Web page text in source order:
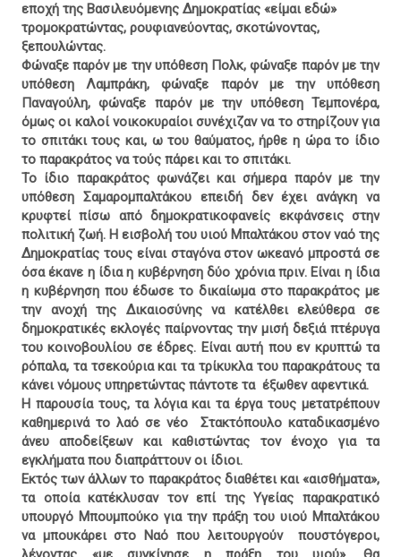
εποχή της Βασιλευόμενης Δημοκρατίας «είμαι εδώ»
τρομοκρατώντας, ρουφιανεύοντας, σκοτώνοντας,
ξεπουλώντας.
Φώναξε παρόν με την υπόθεση Πολκ, φώναξε παρόν με την
υπόθεση Λαμπράκη, φώναξε παρόν με την υπόθεση
Παναγούλη, φώναξε παρόν με την υπόθεση Τεμπονέρα,
όμως οι καλοί νοικοκυραίοι συνέχιζαν να το στηρίζουν για
το σπιτάκι τους και, ω του θαύματος, ήρθε η ώρα το ίδιο
το παρακράτος να τούς πάρει και το σπιτάκι.
Το ίδιο παρακράτος φωνάζει και σήμερα παρόν με την
υπόθεση Σαμαρομπαλτάκου επειδή δεν έχει ανάγκη να
κρυφτεί πίσω από δημοκρατικοφανείς εκφάνσεις στην
πολιτική ζωή. Η εισβολή του υιού Μπαλτάκου στον ναό της
Δημοκρατίας τους είναι σταγόνα στον ωκεανό μπροστά σε
όσα έκανε η ίδια η κυβέρνηση δύο χρόνια πριν. Είναι η ίδια
η κυβέρνηση που έδωσε το δικαίωμα στο παρακράτος με
την ανοχή της Δικαιοσύνης να κατέλθει ελεύθερα σε
δημοκρατικές εκλογές παίρνοντας την μισή δεξιά πτέρυγα
του κοινοβουλίου σε έδρες. Είναι αυτή που εν κρυπτώ τα
ρόπαλα, τα τσεκούρια και τα τρίκυκλα του παρακράτους τα
κάνει νόμους υπηρετώντας πάντοτε τα έξωθεν αφεντικά.
Η παρουσία τους, τα λόγια και τα έργα τους μετατρέπουν
καθημερινά το λαό σε νέο
Στακτόπουλο καταδικασμένο
άνευ αποδείξεων και καθιστώντας τον ένοχο για τα
εγκλήματα που διαπράττουν οι ίδιοι.
Εκτός των άλλων το παρακράτος διαθέτει και «αισθήματα»,
τα οποία κατέκλυσαν τον επί της Υγείας παρακρατικό
υπουργό Μπουμπούκο για την πράξη του υιού Μπαλτάκου
να μπουκάρει στο Ναό που λειτουργούν
πουστόγεροι,